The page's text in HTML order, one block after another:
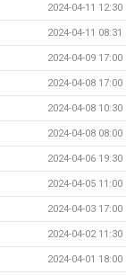
2024-04-11 12:30
2024-04-11 08:31
2024-04-09 17:00
2024-04-08 17:00
2024-04-08 10:30
2024-04-08 08:00
2024-04-06 19:30
2024-04-05 11:00
2024-04-03 17:00
2024-04-02 11:30
2024-04-01 18:00